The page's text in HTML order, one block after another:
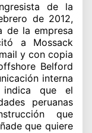
de la
de 2012,
de la empresa
a Mossack
y con copia
Belford
interna
indica que el
peruanas
que
que quiere